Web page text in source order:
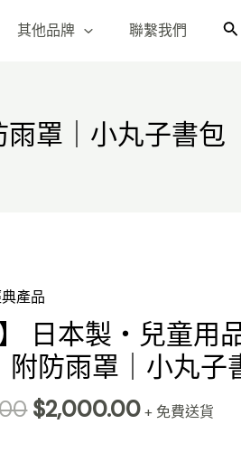
其他品牌 聯繫我們
雨罩｜小丸子書包
產品
】 日本製・兒童用
附防雨罩｜小丸子
Original
price
was:
$3,000.00.
$2,000.00
price
is:
+ 免費送貨